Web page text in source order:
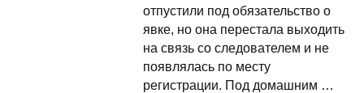
отпустили под обязательство о
явке, но она перестала выходить
на связь со следователем и не
появлялась по месту
регистрации. Под домашним …